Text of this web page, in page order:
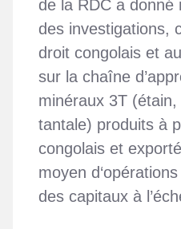
de la RDC a
des investigations,
droit congolais et
sur la chaîne
minéraux 3T
tantale) produits à
congolais et
moyen
des capitaux à